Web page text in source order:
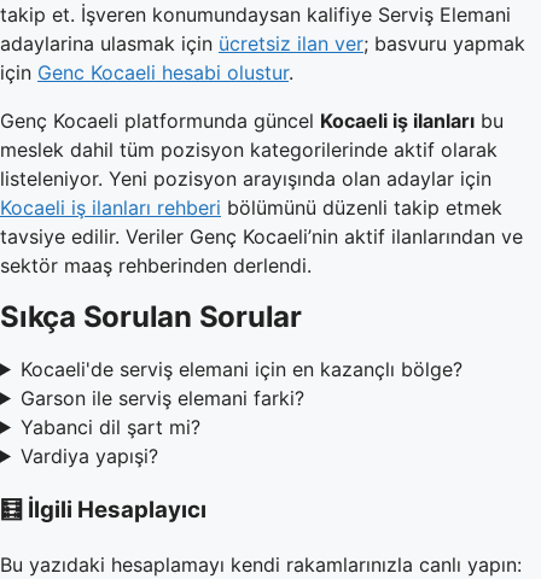
takip et. İşveren konumundaysan kalifiye Serviş Elemani
adaylarina ulasmak için ücretsiz ilan ver; basvuru yapmak
için Genc Kocaeli hesabi olustur.
Genç Kocaeli platformunda güncel Kocaeli iş ilanları bu
meslek dahil tüm pozisyon kategorilerinde aktif olarak
listeleniyor. Yeni pozisyon arayışında olan adaylar için
Kocaeli iş ilanları rehberi bölümünü düzenli takip etmek
tavsiye edilir. Veriler Genç Kocaeli’nin aktif ilanlarından ve
sektör maaş rehberinden derlendi.
Sıkça Sorulan Sorular
Kocaeli'de serviş elemani için en kazançlı bölge?
Garson ile serviş elemani farki?
Yabanci dil şart mi?
Vardiya yapışi?
🧮 İlgili Hesaplayıcı
Bu yazıdaki hesaplamayı kendi rakamlarınızla canlı yapın: